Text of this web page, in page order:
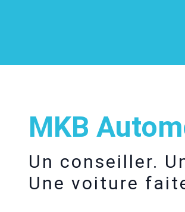
MKB
Un conseiller.
Une voiture